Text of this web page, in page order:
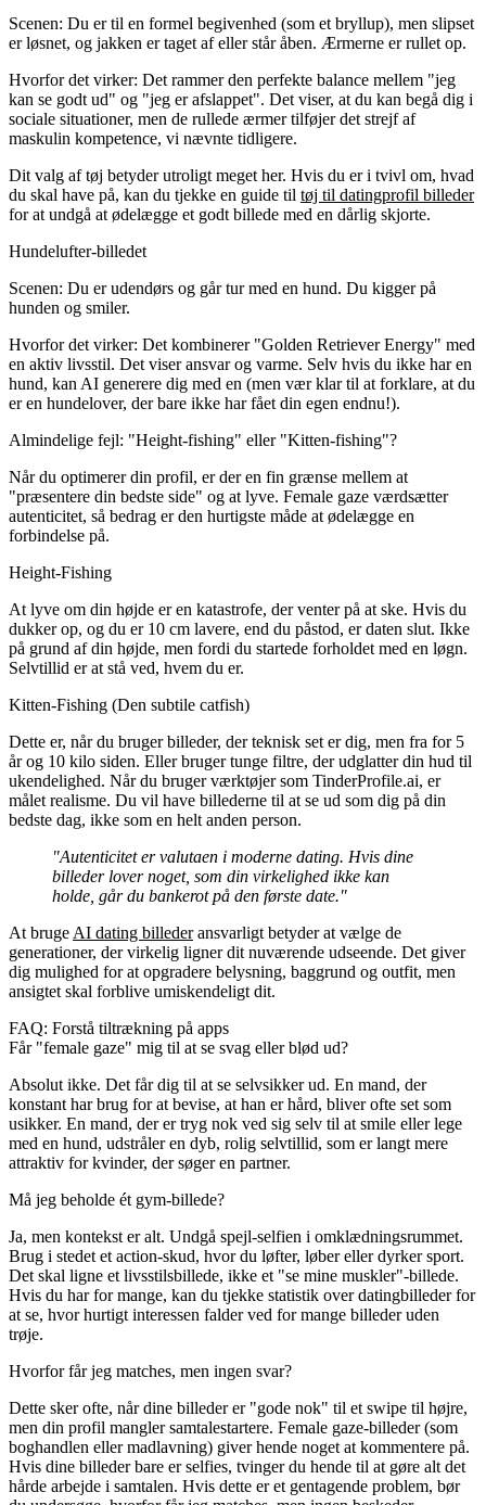
Scenen: Du er til en formel begivenhed (som et bryllup), men slipset
er løsnet, og jakken er taget af eller står åben. Ærmerne er rullet op.
Hvorfor det virker: Det rammer den perfekte balance mellem "jeg
kan se godt ud" og "jeg er afslappet". Det viser, at du kan begå dig i
sociale situationer, men de rullede ærmer tilføjer det strejf af
maskulin kompetence, vi nævnte tidligere.
Dit valg af tøj betyder utroligt meget her. Hvis du er i tvivl om, hvad
du skal have på, kan du tjekke en guide til tøj til datingprofil billeder
for at undgå at ødelægge et godt billede med en dårlig skjorte.
Hundelufter-billedet
Scenen: Du er udendørs og går tur med en hund. Du kigger på
hunden og smiler.
Hvorfor det virker: Det kombinerer "Golden Retriever Energy" med
en aktiv livsstil. Det viser ansvar og varme. Selv hvis du ikke har en
hund, kan AI generere dig med en (men vær klar til at forklare, at du
er en hundelover, der bare ikke har fået din egen endnu!).
Almindelige fejl: "Height-fishing" eller "Kitten-fishing"?
Når du optimerer din profil, er der en fin grænse mellem at
"præsentere din bedste side" og at lyve. Female gaze værdsætter
autenticitet, så bedrag er den hurtigste måde at ødelægge en
forbindelse på.
Height-Fishing
At lyve om din højde er en katastrofe, der venter på at ske. Hvis du
dukker op, og du er 10 cm lavere, end du påstod, er daten slut. Ikke
på grund af din højde, men fordi du startede forholdet med en løgn.
Selvtillid er at stå ved, hvem du er.
Kitten-Fishing (Den subtile catfish)
Dette er, når du bruger billeder, der teknisk set er dig, men fra for 5
år og 10 kilo siden. Eller bruger tunge filtre, der udglatter din hud til
ukendelighed. Når du bruger værktøjer som TinderProfile.ai, er
målet realisme. Du vil have billederne til at se ud som dig på din
bedste dag, ikke som en helt anden person.
"Autenticitet er valutaen i moderne dating. Hvis dine
billeder lover noget, som din virkelighed ikke kan
holde, går du bankerot på den første date."
At bruge AI dating billederansvarligt betyder at vælge de
generationer, der virkelig ligner dit nuværende udseende. Det giver
dig mulighed for at opgradere belysning, baggrund og outfit, men
ansigtet skal forblive umiskendeligt dit.
FAQ: Forstå tiltrækning på apps
Får "female gaze" mig til at se svag eller blød ud?
Absolut ikke. Det får dig til at se selvsikker ud. En mand, der
konstant har brug for at bevise, at han er hård, bliver ofte set som
usikker. En mand, der er tryg nok ved sig selv til at smile eller lege
med en hund, udstråler en dyb, rolig selvtillid, som er langt mere
attraktiv for kvinder, der søger en partner.
Må jeg beholde ét gym-billede?
Ja, men kontekst er alt. Undgå spejl-selfien i omklædningsrummet.
Brug i stedet et action-skud, hvor du løfter, løber eller dyrker sport.
Det skal ligne et livsstilsbillede, ikke et "se mine muskler"-billede.
Hvis du har for mange, kan du tjekke statistik over datingbilleder for
at se, hvor hurtigt interessen falder ved for mange billeder uden
trøje.
Hvorfor får jeg matches, men ingen svar?
Dette sker ofte, når dine billeder er "gode nok" til et swipe til højre,
men din profil mangler samtalestartere. Female gaze-billeder (som
boghandlen eller madlavning) giver hende noget at kommentere på.
Hvis dine billeder bare er selfies, tvinger du hende til at gøre alt det
hårde arbejde i samtalen. Hvis dette er et gentagende problem, bør